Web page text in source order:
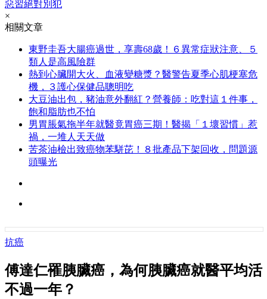
惡習絕對別犯
×
相關文章
東野圭吾大腸癌過世，享壽68歲！６異常症狀注意、５
類人是高風險群
熱到心臟開大火、血液變糖漿？醫警告夏季心肌梗塞危
機，３護心保健品聰明吃
大豆油出包，豬油意外翻紅？營養師：吃對這１件事，
飽和脂肪也不怕
男胃脹氣拖半年就醫竟胃癌三期！醫揭「１壞習慣」惹
禍，一堆人天天做
苦茶油檢出致癌物苯駢芘！８批產品下架回收，問題源
頭曝光
抗癌
傅達仁罹胰臟癌，為何胰臟癌就醫平均活
不過一年？